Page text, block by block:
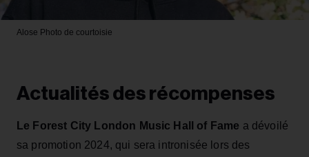
Alose Photo de courtoisie
Actualités des récompenses
Le Forest City London Music Hall of Fame a dévoilé
sa promotion 2024, qui sera intronisée lors des